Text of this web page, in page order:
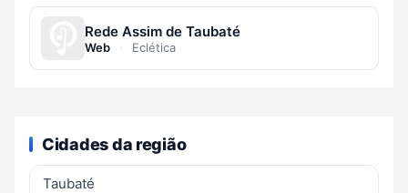
Rede Assim de Taubaté
Web · Eclética
Cidades da região
Taubaté